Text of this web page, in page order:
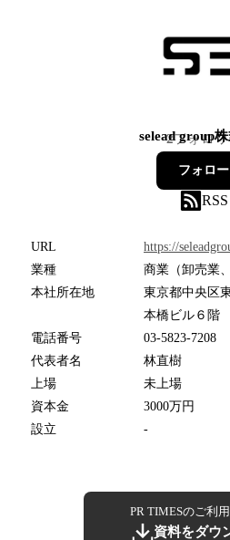
selead group
2フォロ
フォロー
RSS
URL
https://
業種
商業（卸売業
本社所在地
東京都中央区
本橋ビル６階
電話番号
03-5823-7208
代表者名
林直樹
上場
未上場
資本金
3000万円
設立
-
PR TIMESのご利
資料をダウ